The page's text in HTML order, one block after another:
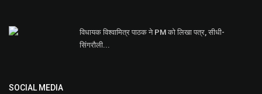
विधायक विश्वामित्र पाठक ने PM को लिखा पत्र, सीधी-
सिंगरौली...
SOCIAL MEDIA